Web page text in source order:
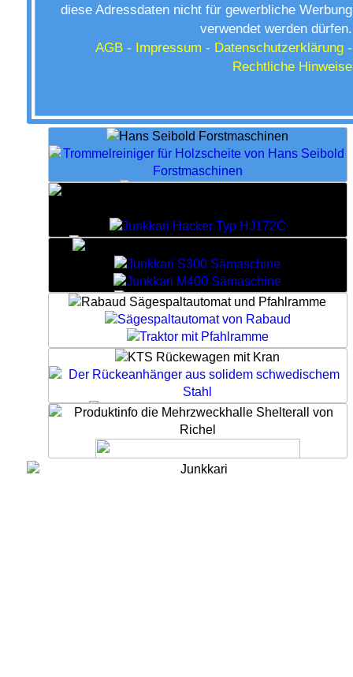
diese Adressdaten nicht für gewerbliche Werbung
verwendet werden dürfen.
AGB - Impressum - Datenschutzerklärung -
Rechtliche Hinweise